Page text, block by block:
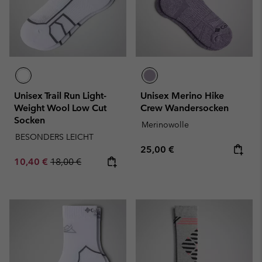
Unisex Trail Run Light-
Weight Wool Low Cut
Socken
BESONDERS LEICHT
Sale price:
10,40 € Regular price:
18,00 €
Unisex Merino Hike
Crew Wandersocken
Merinowolle
Regular price:
25,00 €